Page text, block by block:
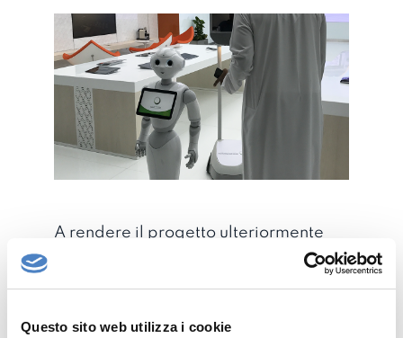
Questo sito web utilizza i cookie
A rendere il progetto ulteriormente
lintegrazione dellapiattaforma